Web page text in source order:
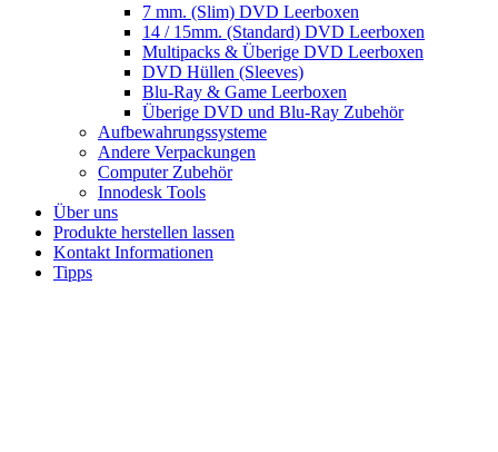
7 mm. (Slim) DVD Leerboxen
14 / 15mm. (Standard) DVD Leerboxen
Multipacks & Überige DVD Leerboxen
DVD Hüllen (Sleeves)
Blu-Ray & Game Leerboxen
Überige DVD und Blu-Ray Zubehör
Aufbewahrungssysteme
Andere Verpackungen
Computer Zubehör
Innodesk Tools
Über uns
Produkte herstellen lassen
Kontakt Informationen
Tipps